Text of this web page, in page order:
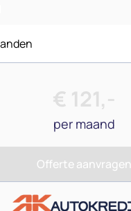
€ 121,-
per maand
Offerte aanvragen